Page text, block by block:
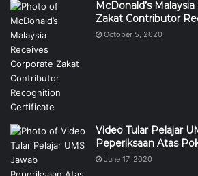
McDonald’s
Zakat Contributor
October 5, 2020
Video Tular Pelajar
Peperiksaan Atas
June 17, 2020